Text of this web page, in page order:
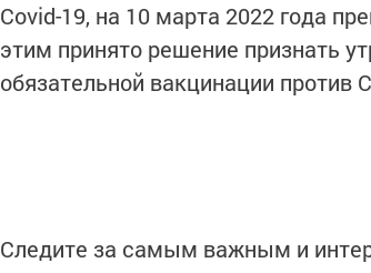
Covid-19, на 10 марта 2022 года
этим принято решение признать
обязательной вакцинации против
Следите за самым важным и